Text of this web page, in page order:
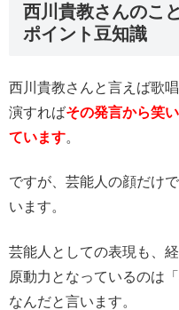
西川貴教さんのこ
ポイント豆知識
西川貴教さんと言えば歌
演すればその発言から笑
ています。
ですが、芸能人の顔だけ
います。
芸能人としての表現も、
原動力となっているのは
なんだと言います。